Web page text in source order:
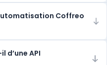
Coffreo
API